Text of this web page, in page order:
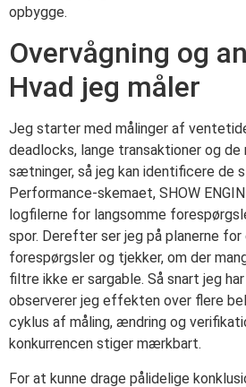
opbygge.
Overvågning og
Hvad jeg måler
Jeg starter med målinger af
deadlocks, lange transaktioner og
sætninger, så jeg kan identificere de
Performance-skemaet, SHOW
logfilerne for langsomme
spor. Derefter ser jeg på planerne
forespørgsler og tjekker, om der
filtre ikke er sargable. Så snart jeg
observerer jeg effekten over flere
cyklus af måling, ændring og
konkurrencen stiger mærkbart.
For at kunne drage pålidelige